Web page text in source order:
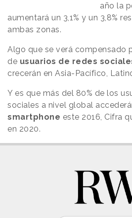
año la
aumentará un 3,1% y un 3,8%
ambas zonas.
Algo que se verá compensado
de usuarios de redes
crecerán en Asia-Pacífico,
Y es que más del 80% de los
sociales a nivel global
smartphone este 2016, Cifra
en 2020.